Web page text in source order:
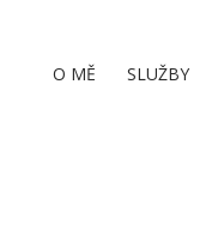
O MĚ SLUŽBY